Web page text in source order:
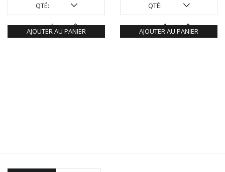
QTÉ:
AJOUTER AU PANIER
QTÉ:
AJOUTER AU PANIER